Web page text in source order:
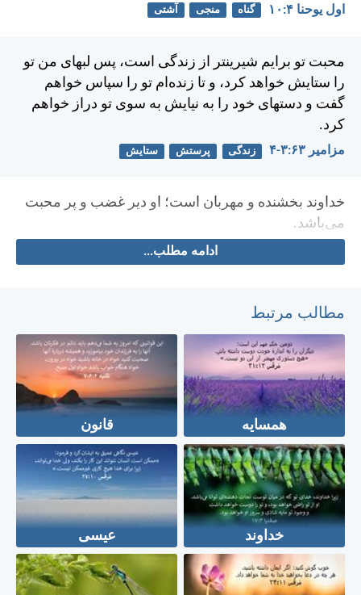
اول يوحنا ۴:‏۱۰ گناه منجی آشتی
محبت تو برايم شيرينتر از زندگی است، پس لبهای من تو
را ستايش خواهد كرد، و تا زنده‌ام تو را سپاس خواهم
گفت و دستهای خود را به نيايش به سوی تو دراز خواهم
كرد.
مزامير ۶۳:‏۳-‏۴ زندگی پرستش ستایش
خداوند بخشنده و مهربان است؛ او دير غضب و پر محبت
می‌باشد.
ادامه مطلب...
مطالب مرتبط
همسایه قانون
خداوند عیسی